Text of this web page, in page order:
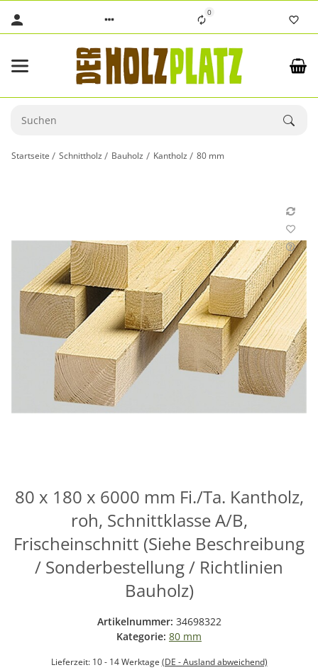
0
Startseite Schnittholz Bauholz Kantholz 80 mm
80 x 180 x 6000 mm Fi./Ta. Kantholz,
roh, Schnittklasse A/B,
Frischeinschnitt (Siehe Beschreibung
/ Sonderbestellung / Richtlinien
Bauholz)
Artikelnummer: 34698322
Kategorie: 80 mm
Lieferzeit: 10 - 14 Werktage (DE - Ausland abweichend)